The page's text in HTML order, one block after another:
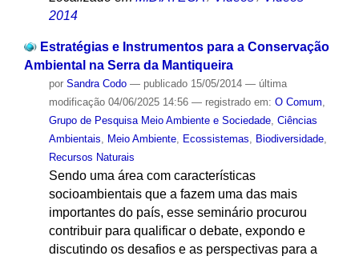
2014
Estratégias e Instrumentos para a Conservação
Ambiental na Serra da Mantiqueira
por Sandra Codo — publicado15/05/2014 — última
modificação04/06/2025 14:56 — registrado em: O Comum,
Grupo de Pesquisa Meio Ambiente e Sociedade, Ciências
Ambientais, Meio Ambiente, Ecossistemas, Biodiversidade,
Recursos Naturais
Sendo uma área com características
socioambientais que a fazem uma das mais
importantes do país, esse seminário procurou
contribuir para qualificar o debate, expondo e
discutindo os desafios e as perspectivas para a